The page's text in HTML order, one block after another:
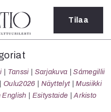
Tilaa
Tanssi Sarjakuva
Sámegillii
Oulu2026 Näyttelyt
Musiikki
English Esitystaide Arkisto